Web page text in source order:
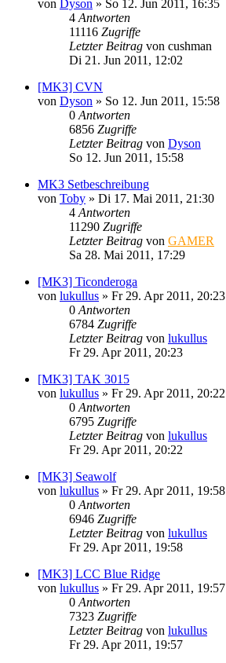
von Dyson » So 12. Jun 2011, 16:35
4 Antworten
11116 Zugriffe
Letzter Beitrag von cushman
Di 21. Jun 2011, 12:02
[MK3] CVN
von Dyson » So 12. Jun 2011, 15:58
0 Antworten
6856 Zugriffe
Letzter Beitrag von Dyson
So 12. Jun 2011, 15:58
MK3 Setbeschreibung
von Toby » Di 17. Mai 2011, 21:30
4 Antworten
11290 Zugriffe
Letzter Beitrag von GAMER
Sa 28. Mai 2011, 17:29
[MK3] Ticonderoga
von lukullus » Fr 29. Apr 2011, 20:23
0 Antworten
6784 Zugriffe
Letzter Beitrag von lukullus
Fr 29. Apr 2011, 20:23
[MK3] TAK 3015
von lukullus » Fr 29. Apr 2011, 20:22
0 Antworten
6795 Zugriffe
Letzter Beitrag von lukullus
Fr 29. Apr 2011, 20:22
[MK3] Seawolf
von lukullus » Fr 29. Apr 2011, 19:58
0 Antworten
6946 Zugriffe
Letzter Beitrag von lukullus
Fr 29. Apr 2011, 19:58
[MK3] LCC Blue Ridge
von lukullus » Fr 29. Apr 2011, 19:57
0 Antworten
7323 Zugriffe
Letzter Beitrag von lukullus
Fr 29. Apr 2011, 19:57